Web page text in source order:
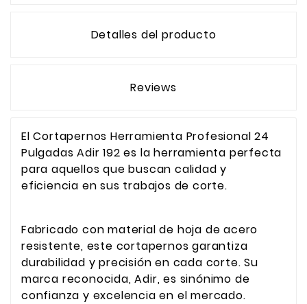
Detalles del producto
Reviews
El Cortapernos Herramienta Profesional 24
Pulgadas Adir 192 es la herramienta perfecta
para aquellos que buscan calidad y
eficiencia en sus trabajos de corte.
Fabricado con material de hoja de acero
resistente, este cortapernos garantiza
durabilidad y precisión en cada corte. Su
marca reconocida, Adir, es sinónimo de
confianza y excelencia en el mercado.